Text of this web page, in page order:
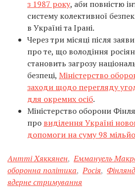
з 1987 року, аби повністю
систему колективної
в Україні та Ірані.
Через три місяці після
про те, що володіння
становить загрозу
безпеці, Міністерство
заходи щодо перегляду
для окремих осіб.
Міністерство оборони
про виділення Україні
допомоги на суму 98
Антті Хяккянен, Еммануель
оборонна політика, Росія,
ядерне стримування